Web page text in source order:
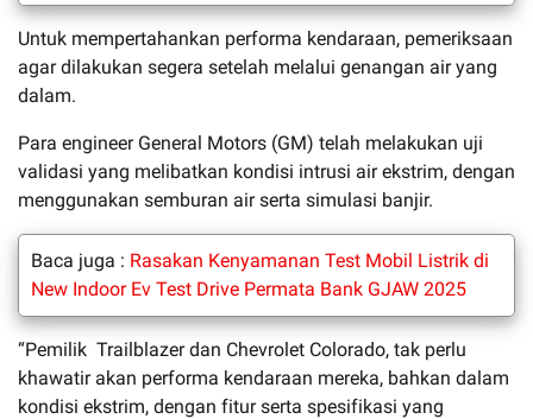
Untuk mempertahankan performa kendaraan, pemeriksaan
agar dilakukan segera setelah melalui genangan air yang
dalam.
Para engineer General Motors (GM) telah melakukan uji
validasi yang melibatkan kondisi intrusi air ekstrim, dengan
menggunakan semburan air serta simulasi banjir.
Baca juga : Rasakan Kenyamanan Test Mobil Listrik di
New Indoor Ev Test Drive Permata Bank GJAW 2025
“Pemilik Trailblazer dan Chevrolet Colorado, tak perlu
khawatir akan performa kendaraan mereka, bahkan dalam
kondisi ekstrim, dengan fitur serta spesifikasi yang